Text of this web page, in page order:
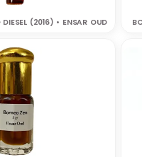
DIESEL (2016) • ENSAR OUD